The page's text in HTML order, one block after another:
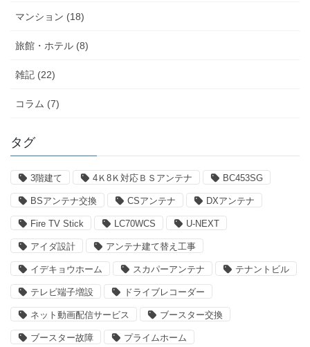
マンション (18)
旅館・ホテル (8)
雑記 (22)
コラム (7)
タグ
3階建て 4Ｋ8Ｋ対応ＢＳアンテナ BC453SG
BSアンテナ交換 CSアンテナ DXアンテナ
Fire TV Stick LC70WCS U-NEXT
アイダ設計 アンテナ建て替え工事
イデキョウホーム スカパーアンテナ テナントビル
テレビ端子増設 ドライブレコーダー
ネット動画配信サービス ブースター交換
ブースター故障 プライムホーム